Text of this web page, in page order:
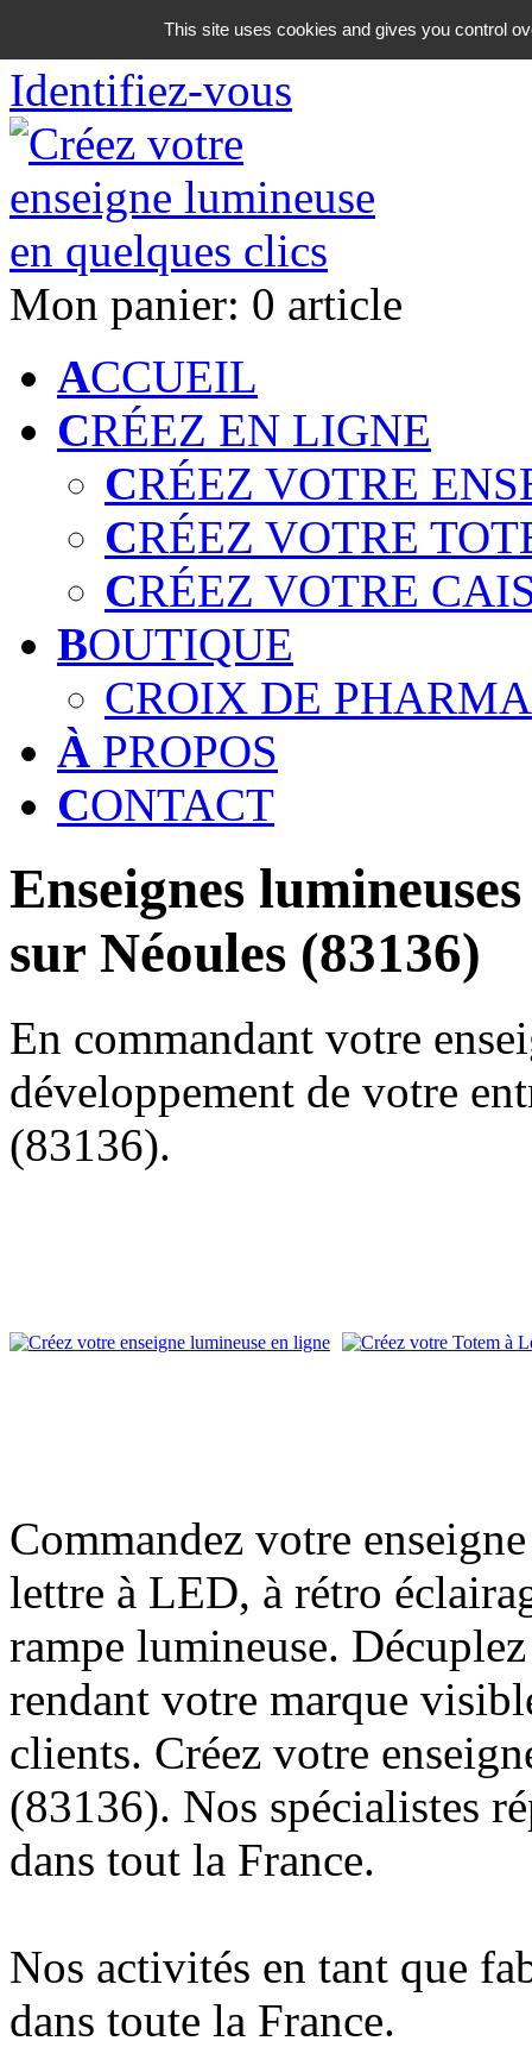
06 18 42 08 59
Identifiez-vous
Mon panier: 0 article
ACCUEIL
CRÉEZ EN LIGNE
CRÉEZ VOTRE
CRÉEZ VOTRE
CRÉEZ VOTRE
BOUTIQUE
CROIX DE
À PROPOS
CONTACT
Enseignes
sur Néoules (83136)
En commandant votre
développement de votre
(83136).
Commandez votre
lettre à LED, à rétro
rampe lumineuse.
rendant votre marque
clients. Créez votre
(83136). Nos spécialistes
dans tout la France.
Nos activités en tant que
dans toute la France.
This site uses cookies and gives you control